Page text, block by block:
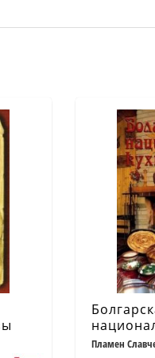
Пламен